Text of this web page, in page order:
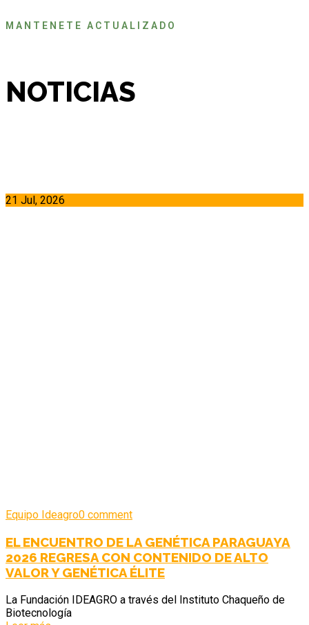
MANTENETE ACTUALIZADO
NOTICIAS
21 Jul, 2026
Equipo Ideagro0 comment
EL ENCUENTRO DE LA GENÉTICA PARAGUAYA
2026 REGRESA CON CONTENIDO DE ALTO
VALOR Y GENÉTICA ÉLITE
La Fundación IDEAGRO a través del Instituto Chaqueño de
Biotecnología